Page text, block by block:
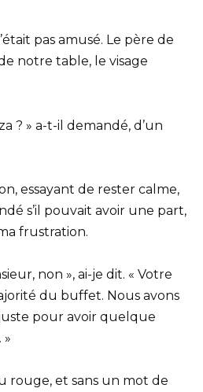
pas amusé. Le père de
notre table, le visage
? » a-t-il demandé, d’un
essayant de rester calme,
s’il pouvait avoir une part,
frustration.
non », ai-je dit. « Votre
du buffet. Nous avons
pour avoir quelque
»
rouge, et sans un mot de